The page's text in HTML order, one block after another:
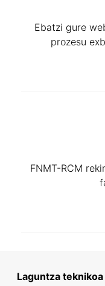
Ebatzi gure
prozesu
FNMT-RCM
Laguntza teknikoa